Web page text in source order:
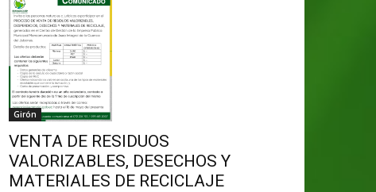
Girón
VENTA DE RESIDUOS
VALORIZABLES, DESECHOS Y
MATERIALES DE RECICLAJE